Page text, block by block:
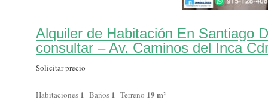
Alquiler de Habitación En Santiago
consultar – Av. Caminos del Inca
Solicitar precio
Habitaciones 1 Baños 1 Terreno 19 m²